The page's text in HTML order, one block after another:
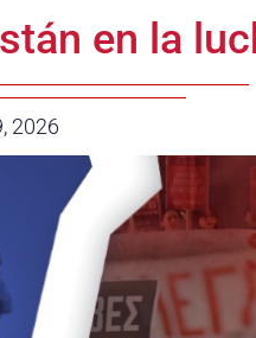
en la
2026